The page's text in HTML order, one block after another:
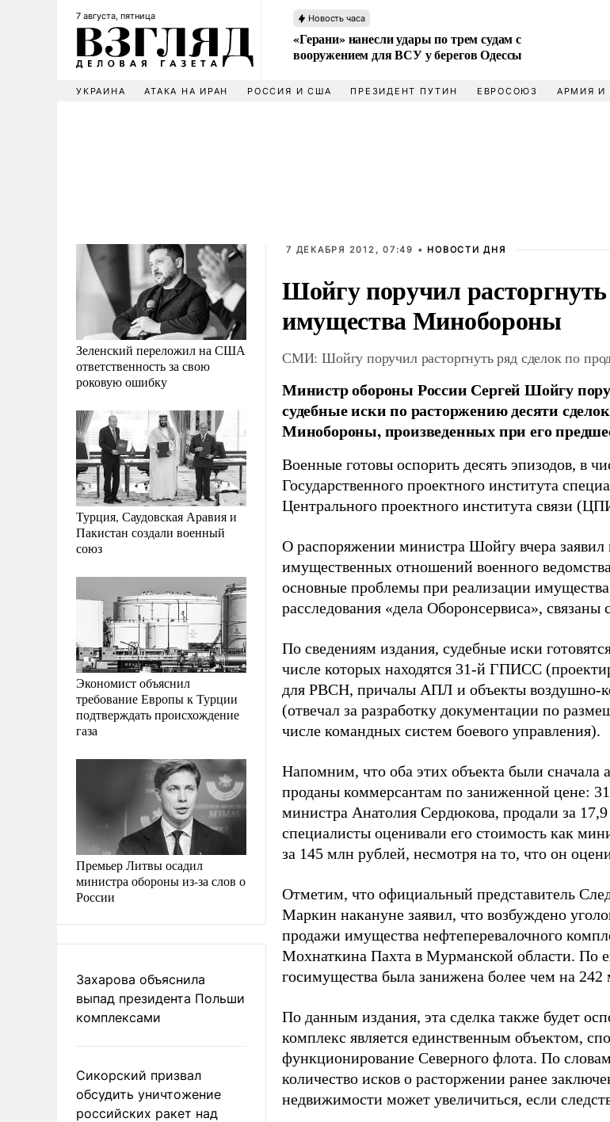
7 августа, пятница Новость часа
«Герани» нанесли удары по трем судам с
вооружением для ВСУ у берегов Одессы
УКРАИНА АТАКА НА ИРАН РОССИЯ И США ПРЕЗИДЕНТ ПУТИН ЕВРОСОЮЗ АРМИЯ И
Зеленский переложил на США
ответственность за свою
роковую ошибку
Турция, Саудовская Аравия и
Пакистан создали военный
союз
Экономист объяснил
требование Европы к Турции
подтверждать происхождение
газа
Премьер Литвы осадил
министра обороны из-за слов о
России
Захарова объяснила
выпад президента Польши
комплексами
Сикорский призвал
обсудить уничтожение
российских ракет над
7 ДЕКАБРЯ 2012, 07:49 • НОВОСТИ ДНЯ
Шойгу поручил
имущества Минобороны
СМИ: Шойгу поручил расторгнуть ряд сделок по
Министр обороны России Сергей Шойгу
судебные иски по расторжению десяти
Минобороны, произведенных при его
Военные готовы оспорить десять эпизодов, в
Государственного проектного института
Центрального проектного института связи
О распоряжении министра Шойгу вчера заявил
имущественных отношений военного
основные проблемы при реализации
расследования «дела Оборонсервиса»,
По сведениям издания, судебные иски
числе которых находятся 31-й ГПИСС
для РВСН, причалы АПЛ и объекты воздушно-
(отвечал за разработку документации по
числе командных систем боевого управления).
Напомним, что оба этих объекта были сначала
проданы коммерсантам по заниженной цене:
министра Анатолия Сердюкова, продали за
специалисты оценивали его стоимость как
за 145 млн рублей, несмотря на то, что он
Отметим, что официальный представитель
Маркин накануне заявил, что возбуждено
продажи имущества нефтеперевалочного
Мохнаткина Пахта в Мурманской области. По
госимущества была занижена более чем на 242
По данным издания, эта сделка также будет
комплекс является единственным объектом,
функционирование Северного флота. По
количество исков о расторжении ранее
недвижимости может увеличиться, если